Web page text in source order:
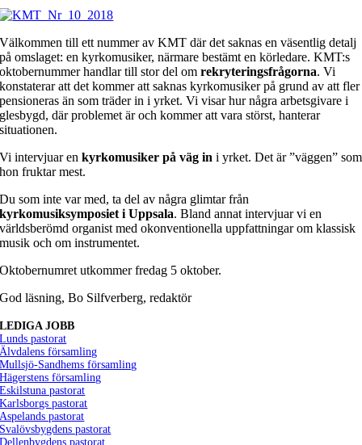
Välkommen till ett nummer av KMT där det saknas en väsentlig detalj
på omslaget: en kyrkomusiker, närmare bestämt en körledare. KMT:s
oktobernummer handlar till stor del omrekryteringsfrågorna. Vi
konstaterar att det kommer att saknas kyrkomusiker på grund av att fler
pensioneras än som träder in i yrket. Vi visar hur några arbetsgivare i
glesbygd, där problemet är och kommer att vara störst, hanterar
situationen.
Vi intervjuar enkyrkomusiker på väg in i yrket. Det är ”väggen” som
hon fruktar mest.
Du som inte var med, ta del av några glimtar från
kyrkomusiksymposiet i Uppsala. Bland annat intervjuar vi en
världsberömd organist med okonventionella uppfattningar om klassisk
musik och om instrumentet.
Oktobernumret utkommer fredag 5 oktober.
God läsning, Bo Silfverberg, redaktör
LEDIGA JOBB
Lunds pastorat
Älvdalens församling
Mullsjö-Sandhems församling
Hägerstens församling
Eskilstuna pastorat
Karlsborgs pastorat
Aspelands pastorat
Svalövsbygdens pastorat
Dellenbygdens pastorat